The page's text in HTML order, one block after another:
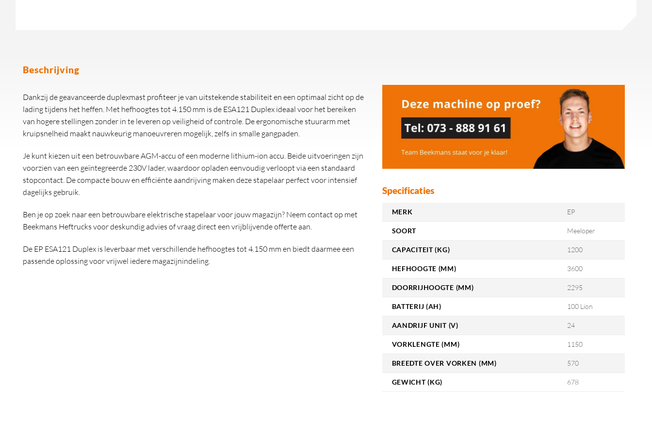
Beschrijving
Dankzij de geavanceerde duplexmast profiteer je van uitstekende stabiliteit en een optimaal zicht op de
lading tijdens het heffen. Met hefhoogtes tot 4.150 mm is de ESA121 Duplex ideaal voor het bereiken
van hogere stellingen zonder in te leveren op veiligheid of controle. De ergonomische stuurarm met
kruipsnelheid maakt nauwkeurig manoeuvreren mogelijk, zelfs in smalle gangpaden.
Je kunt kiezen uit een betrouwbare AGM-accu of een moderne lithium-ion accu. Beide uitvoeringen zijn
voorzien van een geïntegreerde 230V lader, waardoor opladen eenvoudig verloopt via een standaard
stopcontact. De compacte bouw en efficiënte aandrijving maken deze stapelaar perfect voor intensief
dagelijks gebruik.
Ben je op zoek naar een betrouwbare elektrische stapelaar voor jouw magazijn? Neem contact op met
Beekmans Heftrucks voor deskundig advies of vraag direct een vrijblijvende offerte aan.
De EP ESA121 Duplex is leverbaar met verschillende hefhoogtes tot 4.150 mm en biedt daarmee een
passende oplossing voor vrijwel iedere magazijnindeling.
Specificaties
MERK EP
SOORT Meeloper
CAPACITEIT (KG) 1200
HEFHOOGTE (MM) 3600
DOORRIJHOOGTE (MM) 2295
BATTERIJ (AH) 100 Lion
AANDRIJF UNIT (V) 24
VORKLENGTE (MM) 1150
BREEDTE OVER VORKEN (MM) 570
GEWICHT (KG) 678